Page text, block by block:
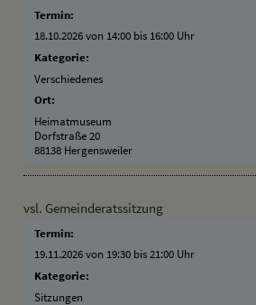
Termin:
18.10.2026 von 14:00 bis 16:00 Uhr
Kategorie:
Verschiedenes
Ort:
Heimatmuseum
Dorfstraße 20
88138 Hergensweiler
vsl. Gemeinderatssitzung
Termin:
19.11.2026 von 19:30 bis 21:00 Uhr
Kategorie:
Sitzungen